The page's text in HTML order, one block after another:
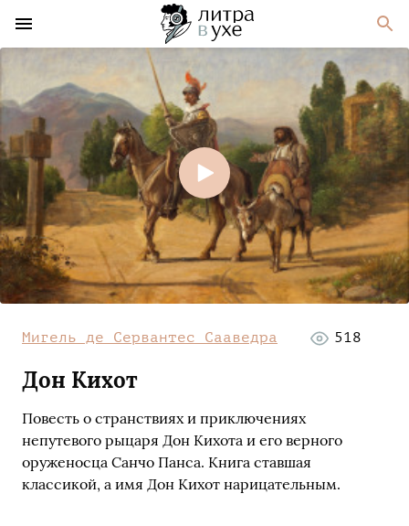
Мигель де Сервантес Сааведра 518
Дон Кихот
Повесть о странствиях и приключениях
непутевого рыцаря Дон Кихота и его верного
оруженосца Санчо Панса. Книга ставшая
классикой, а имя Дон Кихот нарицательным.